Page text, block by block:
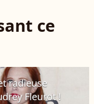
ce
radieuse
Fleurot !